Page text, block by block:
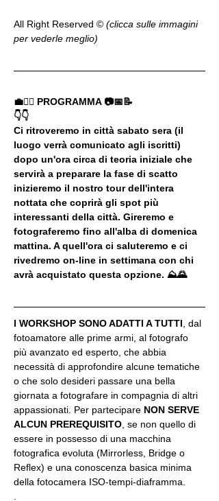
All Right Reserved ©️ (clicca sulle immagini
per vederle meglio)
💼🚶‍♂️ PROGRAMMA 📷📅📝
👇👇
Ci ritroveremo in città sabato sera (il
luogo verrà comunicato agli iscritti)
dopo un'ora circa di teoria iniziale che
servirà a preparare la fase di scatto
inizieremo il nostro tour dell'intera
nottata che coprirà gli spot più
interessanti della città. Gireremo e
fotograferemo fino all'alba di domenica
mattina. A quell'ora ci saluteremo e ci
rivedremo on-line in settimana con chi
avrà acquistato questa opzione. ⛰🌄
I WORKSHOP SONO ADATTI A TUTTI , dal
fotoamatore alle prime armi, al fotografo
più avanzato ed esperto, che abbia
necessità di approfondire alcune tematiche
o che solo desideri passare una bella
giornata a fotografare in compagnia di altri
appassionati. Per partecipare NON SERVE
ALCUN PREREQUISITO , se non quello di
essere in possesso di una macchina
fotografica evoluta (Mirrorless, Bridge o
Reflex) e una conoscenza basica minima
della fotocamera ISO-tempi-diaframma.